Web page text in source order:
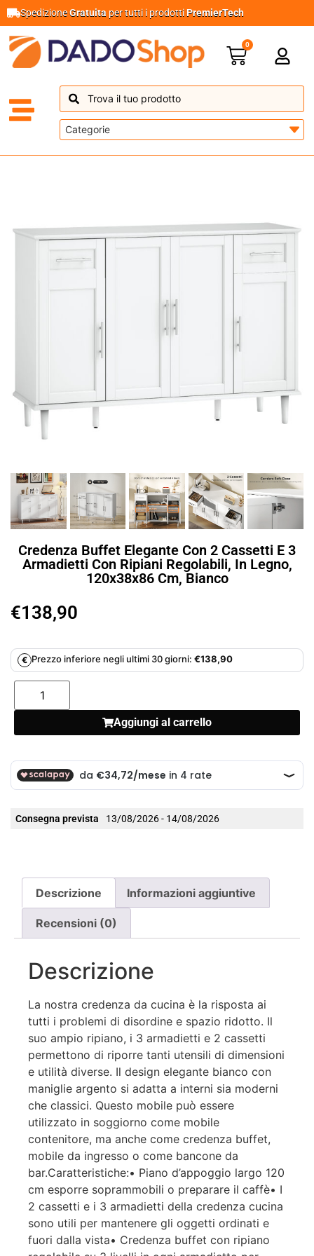
SpedizioneGratuita per tutti i prodottiPremierTech
0
Credenza Buffet Elegante Con 2 Cassetti E 3
Armadietti Con Ripiani Regolabili, In Legno,
120x38x86 Cm, Bianco
€138,90
€ Prezzo inferiore negli ultimi 30 giorni: €138,90
Aggiungi al carrello
Consegna prevista 13/08/2026 - 14/08/2026
Descrizione Informazioni aggiuntive
Recensioni (0)
Descrizione
La nostra credenza da cucina è la risposta ai
tutti i problemi di disordine e spazio ridotto. Il
suo ampio ripiano, i 3 armadietti e 2 cassetti
permettono di riporre tanti utensili di dimensioni
e utilità diverse. Il design elegante bianco con
maniglie argento si adatta a interni sia moderni
che classici. Questo mobile può essere
utilizzato in soggiorno come mobile
contenitore, ma anche come credenza buffet,
mobile da ingresso o come bancone da
bar.Caratteristiche:• Piano d’appoggio largo 120
cm esporre soprammobili o preparare il caffè• I
2 cassetti e i 3 armadietti della credenza cucina
sono utili per mantenere gli oggetti ordinati e
fuori dalla vista• Credenza buffet con ripiano